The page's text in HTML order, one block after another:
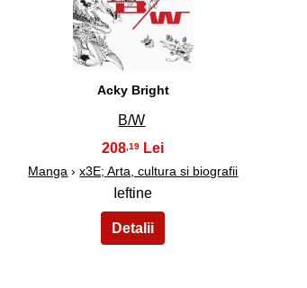
Acky Bright
B/W
208 ,19
Manga ›x3E; Arta, cultura si biografii
Ieftine